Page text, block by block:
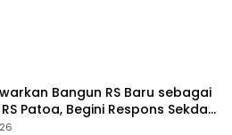
Bangun RS Baru sebagai
Patoa, Begini Respons Sekda